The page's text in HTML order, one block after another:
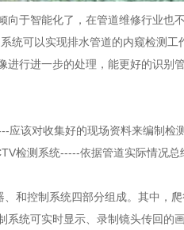
智能化了，在管道维修行业也
统可以实现排水管道的内窥检测
行进一步的处理，能更好的识别
对收集好的现场资料来编制检
检测系统-----依据管道实际情况
控制系统四部分组成。其中，爬
统可实时显示、录制镜头传回的